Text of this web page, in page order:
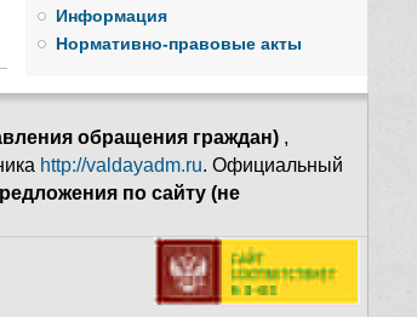
Информация
Нормативно-правовые акты
обращения граждан) ,
http://valdayadm.ru. Официальный
по сайту (не